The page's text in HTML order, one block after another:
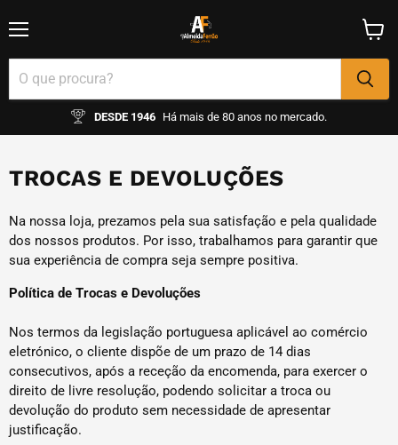
DESDE 1946 Há mais de 80 anos no mercado.
TROCAS E DEVOLUÇÕES
Na nossa loja, prezamos pela sua satisfação e pela qualidade
dos nossos produtos. Por isso, trabalhamos para garantir que
sua experiência de compra seja sempre positiva.
Política de Trocas e Devoluções
Nos termos da legislação portuguesa aplicável ao comércio
eletrónico, o cliente dispõe de um prazo de 14 dias
consecutivos, após a receção da encomenda, para exercer o
direito de livre resolução, podendo solicitar a troca ou
devolução do produto sem necessidade de apresentar
justificação.